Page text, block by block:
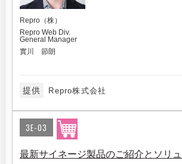
Repro（株）
Repro Web Div.
General Manager
實川 節朗
提供 Repro株式会社
3E-03
最新サイネージ製品のご紹介とソリ